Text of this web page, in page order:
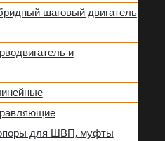
шаговый двигатель
и
для ШВП, муфты